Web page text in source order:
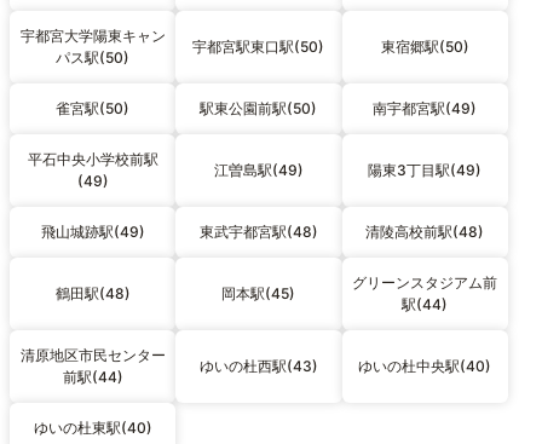
宇都宮大学陽東キャン
パス駅(50)
宇都宮駅東口駅(50) 東宿郷駅(50)
雀宮駅(50) 駅東公園前駅(50) 南宇都宮駅(49)
平石中央小学校前駅
(49)
江曽島駅(49) 陽東3丁目駅(49)
飛山城跡駅(49) 東武宇都宮駅(48) 清陵高校前駅(48)
鶴田駅(48) 岡本駅(45)
グリーンスタジアム前
駅(44)
清原地区市民センター
前駅(44)
ゆいの杜西駅(43) ゆいの杜中央駅(40)
ゆいの杜東駅(40)